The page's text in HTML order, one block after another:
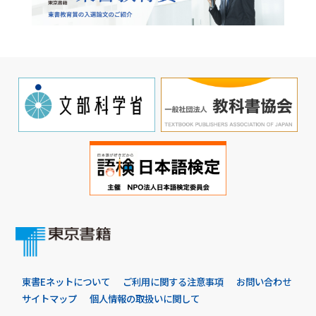
東書Eネットについて ご利用に関する注意事項
お問い合わせ
サイトマップ
個人情報の取扱いに関して